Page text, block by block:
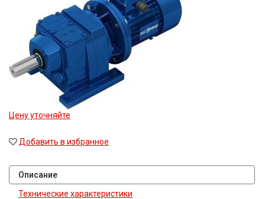
Цену уточняйте
Добавить в избранное
Описание
Технические характеристики